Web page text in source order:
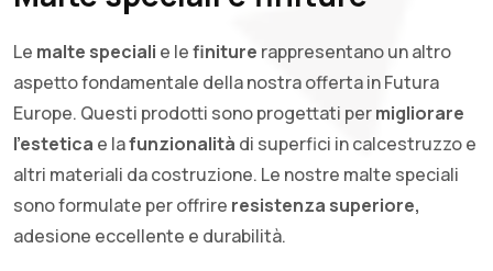
Le malte speciali e lefiniture rappresentano un altro
aspetto fondamentale della nostra offerta in Futura
Europe. Questi prodotti sono progettati permigliorare
l’estetica e lafunzionalità di superfici in calcestruzzo e
altri materiali da costruzione. Le nostre malte speciali
sono formulate per offrire resistenza superiore,
adesione eccellente e durabilità.